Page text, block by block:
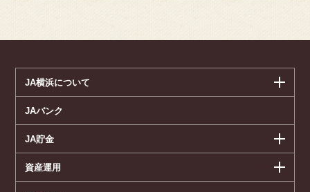
JA横浜について
JAバンク
JA貯金
資産運用